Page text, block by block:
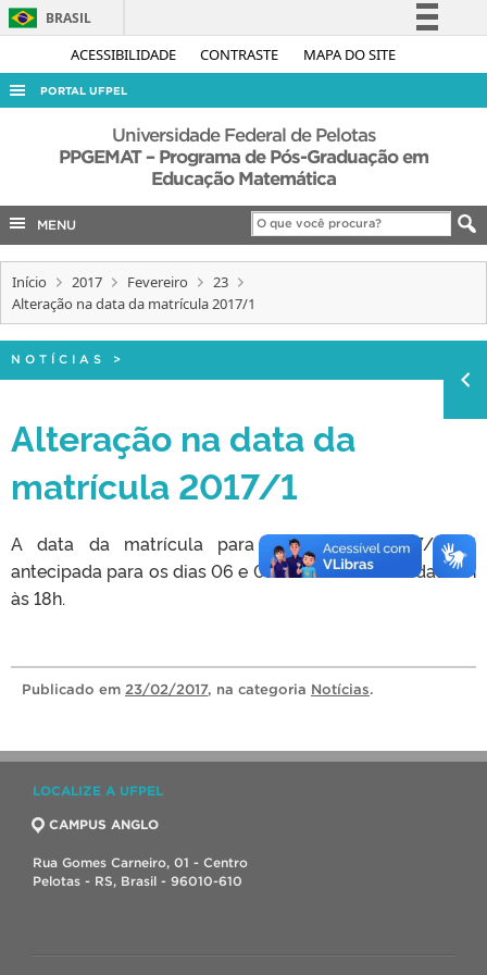
ACESSIBILIDADE CONTRASTE MAPA DO SITE
BRASIL
Simplifique!
Acesso à informação
Legislação
Canais
PORTAL UFPEL
ACESSO À INFORMAÇÃO
AUDITORIA
EDITAIS
INTERNACIONAL
Universidade Federal de Pelotas
PPGEMAT – Programa de Pós-Graduação em
Educação Matemática
MENU
Início 2017 Fevereiro
23
Alteração na data da matrícula 2017/1
NOTÍCIAS >
Alteração na data da
matrícula 2017/1
A data da matrícula para o semestre 2017/1 foi
antecipada para os dias 06 e 07 de abril de 2017 das 13h
às 18h.
Publicado em 23/02/2017, na categoria Notícias.
LOCALIZE A UFPEL
CAMPUS ANGLO
Rua Gomes Carneiro, 01 - Centro
Pelotas - RS, Brasil - 96010-610